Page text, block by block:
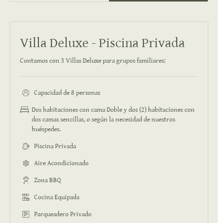
Villa Deluxe - Piscina Privada
Contamos con 3 Villas Deluxe para grupos familiares:
Capacidad de 8 personas
Dos habitaciones con cama Doble y dos (2) habitaciones con
dos camas sencillas, o según la necesidad de nuestros
huéspedes.
Piscina Privada
Aire Acondicionado
Zona BBQ
Cocina Equipada
Parqueadero Privado